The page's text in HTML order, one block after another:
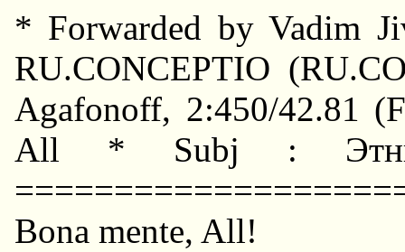
* Forwarded by Vadim
RU.CONCEPTIO
Agafonoff, 2:450/42.81
All * Subj :
Bona mente, All!